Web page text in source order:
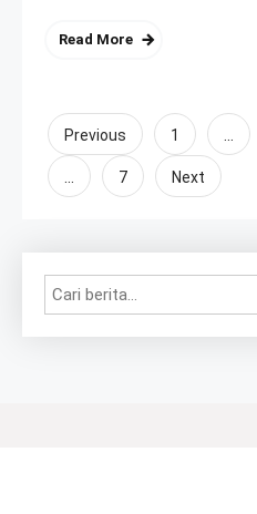
Read More
Posts
pagination
Previous 1 …
… 7 Next
Search